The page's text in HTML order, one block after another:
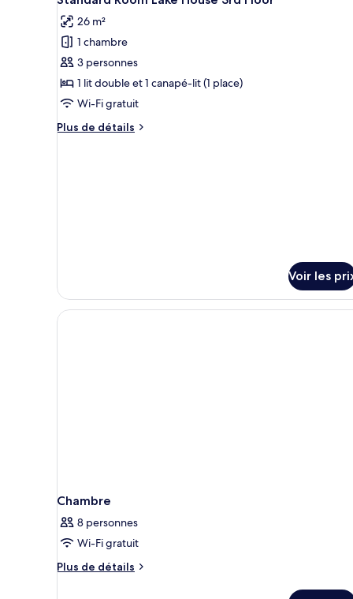
de-
chaussée
Chambre
Familiale,
vue
piscine,
de-
chaussée
toutes
les
photos
pour
ce
type
chambre :
26 m²
1 chambre
3 personnes
1 lit double et 1 canapé-lit (1 place)
Wi-Fi gratuit
Plus de détails
Plus
3rd
Floor
Voir les
Chambre
8 personnes
Wi-Fi gratuit
Plus de détails
Plus